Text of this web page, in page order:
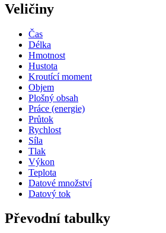
Veličiny
Čas
Délka
Hmotnost
Hustota
Kroutící moment
Objem
Plošný obsah
Práce (energie)
Průtok
Rychlost
Síla
Tlak
Výkon
Teplota
Datové množství
Datový tok
Převodní tabulky